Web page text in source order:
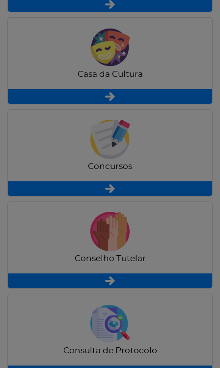
Casa da Cultura
Concursos
Conselho Tutelar
Consulta de Protocolo